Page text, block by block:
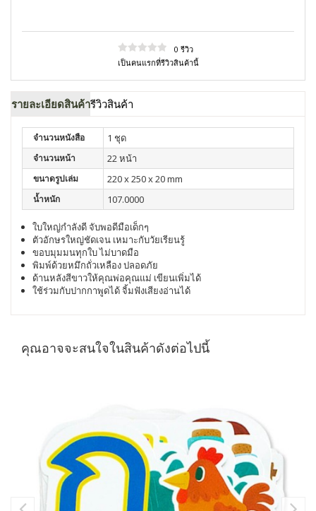
0 รีวิว
เป็นคนแรกที่รีวิวสินค้านี้
รายละเอียดสินค้ารีวิวสินค้า
จำนวนหนังสือ 1 ชุด
จำนวนหน้า 22 หน้า
ขนาดรูปเล่ม 220 x 250 x 20 mm
น้ำหนัก 107.0000
ใบใหญ่กำลังดี จับพอดีมือเด็กๆ
ตัวอักษรใหญ่ชัดเจน เหมาะกับวัยเรียนรู้
ขอบมุมมนทุกใบ ไม่บาดมือ
พิมพ์ด้วยหมึกถั่วเหลือง ปลอดภัย
ด้านหลังสีขาวให้คุณพ่อคุณแม่ เขียนเพิ่มได้
ใช้ร่วมกับปากกาพูดได้ จิ้มฟังเสียงอ่านได้
คุณอาจจะสนใจในสินค้าดังต่อไปนี้